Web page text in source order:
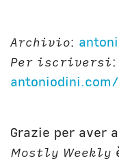
Unicatt
Unibg
Civica Scuola
Archivio:
Per iscriversi:
Grazie per aver
Mostly Weekly